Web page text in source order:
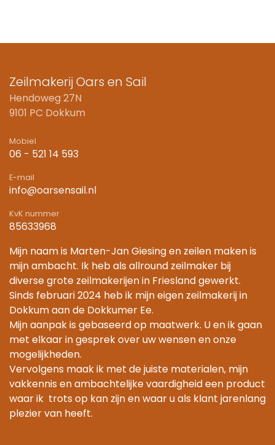
Zeilmakerij Oars en Sail
Hendoweg 27N
9101 PC Dokkum
Mobiel
06 - 521 14 593
E-mail
info@oarsensail.nl
KvK nummer
85633968
Mijn naam is Marten-Jan Giesing en zeilen maken is
mijn ambacht. Ik heb als allround zeilmaker bij
diverse grote zeilmakerijen in Friesland gewerkt.
Sinds februari 2024 heb ik mijn eigen zeilmakerij in
Dokkum aan de Dokkumer Ee.
Mijn aanpak is gebaseerd op maatwerk. U en ik gaan
met elkaar in gesprek over uw wensen en onze
mogelijkheden.
Vervolgens maak ik met de juiste materialen, mijn
vakkennis en ambachtelijke vaardigheid een product
waar ik trots op kan zijn en waar u als klant jarenlang
plezier van heeft.